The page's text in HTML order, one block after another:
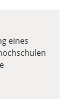
eines